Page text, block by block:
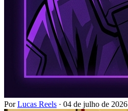
PorLucas Reels · 04 de julho de 2026